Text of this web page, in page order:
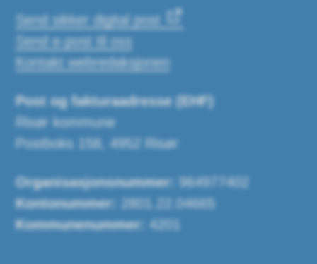
Send sikker digital post
Send e-post til oss
Kontakt webredaksjonen
Post og fakturaadresse (EHF)
Risør kommune
Postboks 158, 4952 Risør
Organisasjonsnummer:
964977402
Kontonummer:
2801.22.04665
Kommunenummer: 4201